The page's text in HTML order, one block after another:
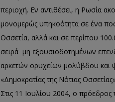
περιοχή. Εν αντιθέσει, η Ρωσία
μονομερώς υπηκοότητα σε ένα
Οσσετία, αλλά και σε περίπου
σειρά μη εξουσιοδοτημένων
αρκετών ορυχείων μολύβδου και
«Δημοκρατίας της Νότιας
Στις 11 Ιουλίου 2004, ο πρόεδρος